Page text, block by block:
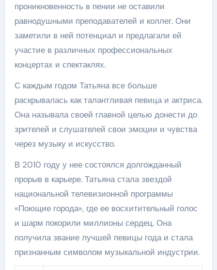
проникновенность в пении не оставили
равнодушными преподавателей и коллег. Они
заметили в ней потенциал и предлагали ей
участие в различных профессиональных
концертах и спектаклях.
С каждым годом Татьяна все больше
раскрывалась как талантливая певица и актриса.
Она называла своей главной целью донести до
зрителей и слушателей свои эмоции и чувства
через музыку и искусство.
В 2010 году у нее состоялся долгожданный
прорыв в карьере. Татьяна стала звездой
национальной телевизионной программы
«Поющие города», где ее восхитительный голос
и шарм покорили миллионы сердец. Она
получила звание лучшей певицы года и стала
признанным символом музыкальной индустрии.